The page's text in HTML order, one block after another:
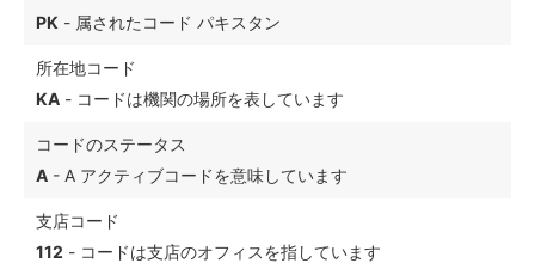
PK - 属されたコード パキスタン
所在地コード
KA - コードは機関の場所を表しています
コードのステータス
A - A アクティブコードを意味しています
支店コード
112 - コードは支店のオフィスを指しています